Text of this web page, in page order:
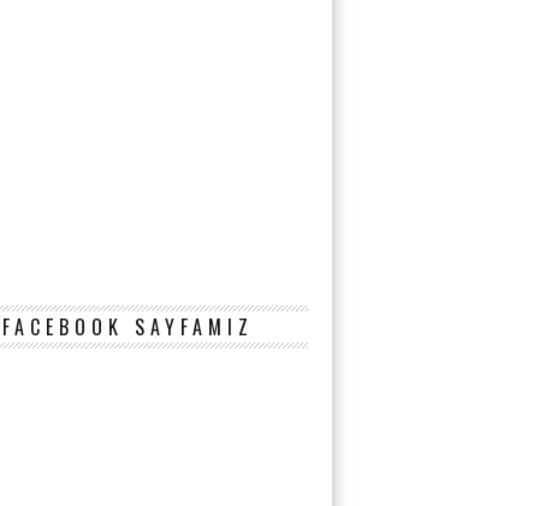
FACEBOOK SAYFAMIZ